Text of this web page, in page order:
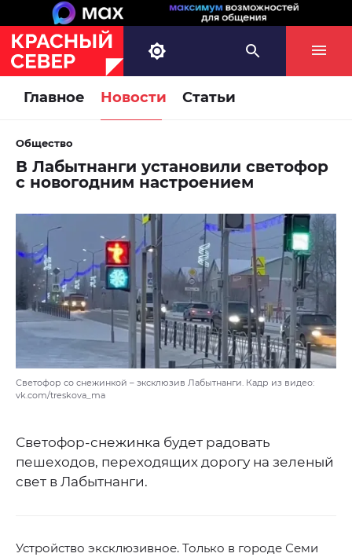
Главное Новости Статьи
Общество
В Лабытнанги установили светофор
с новогодним настроением
Светофор со снежинкой – эксклюзив Лабытнанги. Кадр из видео:
vk.com/treskova_ma
Светофор-снежинка будет радовать
пешеходов, переходящих дорогу на зеленый
свет в Лабытнанги.
Устройство эксклюзивное. Только в городе Семи